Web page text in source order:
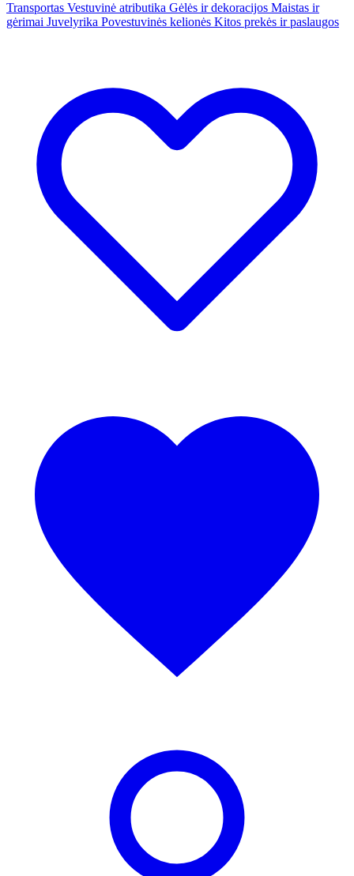
Transportas Vestuvinė atributika Gėlės ir dekoracijos Maistas ir
gėrimai Juvelyrika Povestuvinės kelionės Kitos prekės ir paslaugos